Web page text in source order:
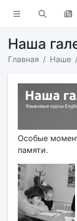
Наша
Главная Наше
Особые
памяти.